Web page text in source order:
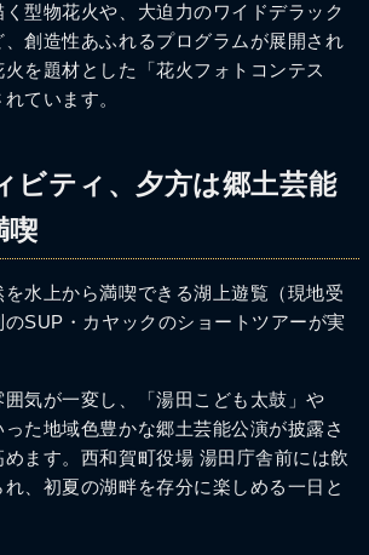
型物花火や、大迫力のワイドデラック
、創造性あふれるプログラムが展開され
を題材とした「花火フォトコンテス
ています。
ビティ、夕方は郷土芸能
喫
水上から満喫できる湖上遊覧（現地受
SUP・カヤックのショートツアーが実
気が一変し、「湯田こども太鼓」や
った地域色豊かな郷土芸能公演が披露さ
ます。西和賀町役場 湯田庁舎前には飲
、初夏の湖畔を存分に楽しめる一日と